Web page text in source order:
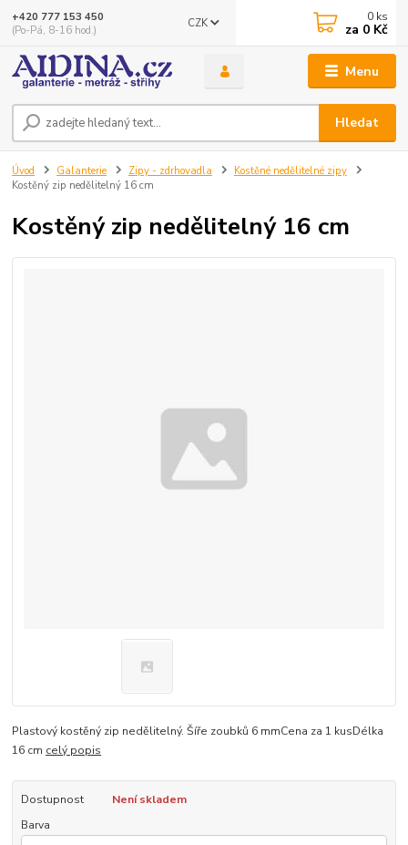
Menu
CZK
Hledat
+420 777 153 450
(Po-Pá, 8-16 hod.)
0 ks
za 0 Kč
Úvod Galanterie Zipy - zdrhovadla
Kostěné nedělitelné zipy
Kostěný zip nedělitelný 16 cm
Kostěný zip nedělitelný 16 cm
Plastový kostěný zip nedělitelný. Šíře zoubků 6 mmCena za 1 kusDélka
16 cm celý popis
Dostupnost
Není skladem
Barva